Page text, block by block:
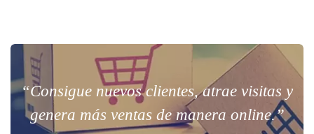
“Consigue nuevos clientes, atrae visitas y
genera más ventas de manera online.”